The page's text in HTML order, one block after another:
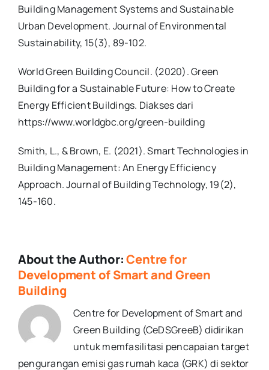
Building Management Systems and Sustainable
Urban Development. Journal of Environmental
Sustainability, 15(3), 89-102.
World Green Building Council. (2020). Green
Building for a Sustainable Future: How to Create
Energy Efficient Buildings. Diakses dari
https://www.worldgbc.org/green-building
Smith, L., & Brown, E. (2021). Smart Technologies in
Building Management: An Energy Efficiency
Approach. Journal of Building Technology, 19(2),
145-160.
About the Author:Centre for
Development of Smart and Green
Building
Centre for Development of Smart and
Green Building (CeDSGreeB) didirikan
untuk memfasilitasi pencapaian target
pengurangan emisi gas rumah kaca (GRK) di sektor